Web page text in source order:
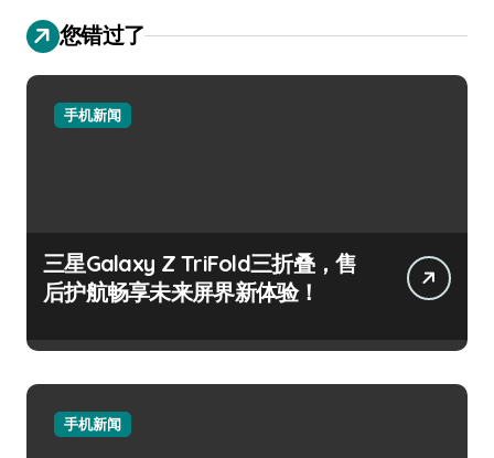
您错过了
手机新闻
三星Galaxy Z TriFold三折叠，售
后护航畅享未来屏界新体验！
手机新闻